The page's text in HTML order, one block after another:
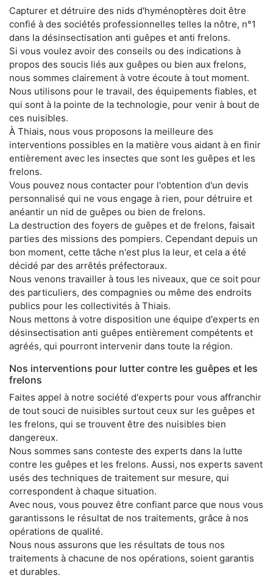
Capturer et détruire des nids d'hyménoptères doit être
confié à des sociétés professionnelles telles la nôtre, n°1
dans la désinsectisation anti guêpes et anti frelons.
Si vous voulez avoir des conseils ou des indications à
propos des soucis liés aux guêpes ou bien aux frelons,
nous sommes clairement à votre écoute à tout moment.
Nous utilisons pour le travail, des équipements fiables, et
qui sont à la pointe de la technologie, pour venir à bout de
ces nuisibles.
À Thiais, nous vous proposons la meilleure des
interventions possibles en la matière vous aidant à en finir
entièrement avec les insectes que sont les guêpes et les
frelons.
Vous pouvez nous contacter pour l'obtention d'un devis
personnalisé qui ne vous engage à rien, pour détruire et
anéantir un nid de guêpes ou bien de frelons.
La destruction des foyers de guêpes et de frelons, faisait
parties des missions des pompiers. Cependant depuis un
bon moment, cette tâche n'est plus la leur, et cela a été
décidé par des arrêtés préfectoraux.
Nous venons travailler à tous les niveaux, que ce soit pour
des particuliers, des compagnies ou même des endroits
publics pour les collectivités à Thiais.
Nous mettons à votre disposition une équipe d'experts en
désinsectisation anti guêpes entièrement compétents et
agréés, qui pourront intervenir dans toute la région.
Nos interventions pour lutter contre les guêpes et les
frelons
Faites appel à notre société d'experts pour vous affranchir
de tout souci de nuisibles surtout ceux sur les guêpes et
les frelons, qui se trouvent être des nuisibles bien
dangereux.
Nous sommes sans conteste des experts dans la lutte
contre les guêpes et les frelons. Aussi, nos experts savent
usés des techniques de traitement sur mesure, qui
correspondent à chaque situation.
Avec nous, vous pouvez être confiant parce que nous vous
garantissons le résultat de nos traitements, grâce à nos
opérations de qualité.
Nous nous assurons que les résultats de tous nos
traitements à chacune de nos opérations, soient garantis
et durables.